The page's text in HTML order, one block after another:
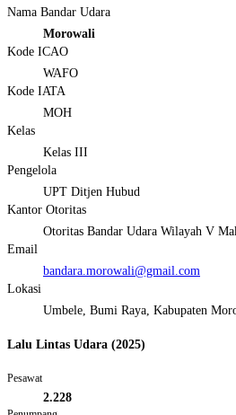
Nama Bandar Udara
Morowali
Kode ICAO
WAFO
Kode IATA
MOH
Kelas
Kelas III
Pengelola
UPT Ditjen Hubud
Kantor Otoritas
Otoritas Bandar Udara Wilayah V
Email
bandara.morowali@gmail.com
Lokasi
Umbele, Bumi Raya, Kabupaten
Lalu Lintas Udara (2025)
Pesawat
2.228